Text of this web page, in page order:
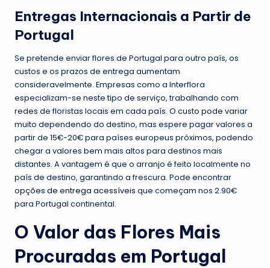
Entregas Internacionais a Partir de
Portugal
Se pretende enviar flores de Portugal para outro país, os
custos e os prazos de entrega aumentam
consideravelmente. Empresas como a Interflora
especializam-se neste tipo de serviço, trabalhando com
redes de floristas locais em cada país. O custo pode variar
muito dependendo do destino, mas espere pagar valores a
partir de 15€-20€ para países europeus próximos, podendo
chegar a valores bem mais altos para destinos mais
distantes. A vantagem é que o arranjo é feito localmente no
país de destino, garantindo a frescura. Pode encontrar
opções de entrega acessíveis que começam nos 2.90€
para Portugal continental.
O Valor das Flores Mais
Procuradas em Portugal